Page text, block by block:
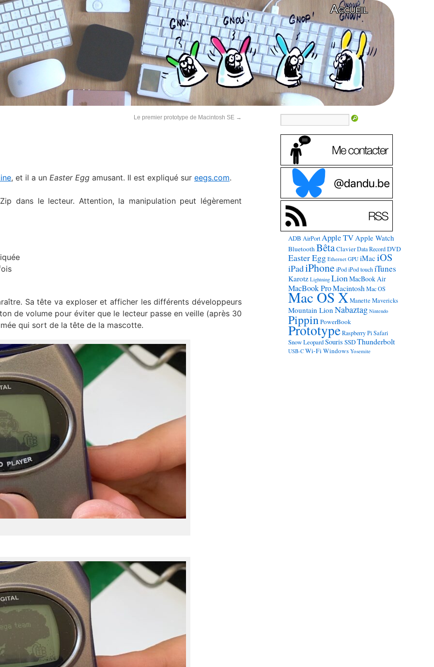
Accueil
Le premier prototype de Macintosh SE →
, et il a un Easter Egg amusant. Il est expliqué sur eegs.com.
dans le lecteur. Attention, la manipulation peut légèrement
Sa tête va exploser et afficher les différents développeurs
de volume pour éviter que le lecteur passe en veille (après 30
qui sort de la tête de la mascotte.
ADB AirPort Apple TVApple Watch
BluetoothBêtaClavier Data Record DVD
Easter Egg Ethernet GPU iMaciOS
iPadiPhone iPod iPod touch iTunes
Karotz Lightning LionMacBook Air
MacBook ProMacintosh Mac OS
Mac OS X Manette Mavericks
Mountain Lion Nabaztag Nintendo
PippinPowerBook
Prototype Raspberry Pi Safari
Snow LeopardSouris SSDThunderbolt
USB-C Wi-FiWindows Yosemite